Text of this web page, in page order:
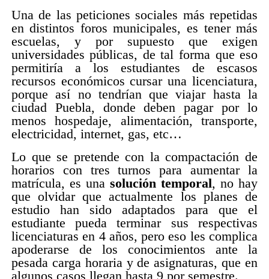
Una de las peticiones sociales más repetidas
en distintos foros municipales, es tener más
escuelas, y por supuesto que exigen
universidades públicas, de tal forma que eso
permitiría a los estudiantes de escasos
recursos económicos cursar una licenciatura,
porque así no tendrían que viajar hasta la
ciudad Puebla, donde deben pagar por lo
menos hospedaje, alimentación, transporte,
electricidad, internet, gas, etc…
Lo que se pretende con la compactación de
horarios con tres turnos para aumentar la
matrícula, es una solución temporal, no hay
que olvidar que actualmente los planes de
estudio han sido adaptados para que el
estudiante pueda terminar sus respectivas
licenciaturas en 4 años, pero eso les complica
apoderarse de los conocimientos ante la
pesada carga horaria y de asignaturas, que en
algunos casos llegan hasta 9 por semestre.